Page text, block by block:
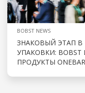
BOBST NEWS
ЗНАКОВЫЙ ЭТАП
УПАКОВКИ:
ПРОДУКТЫ